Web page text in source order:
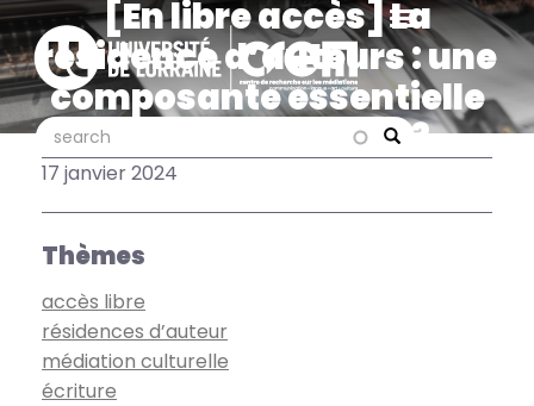
Aller
au
contenu
principal
Search
search search
[En libre accès] La
résidence d’auteurs : une
composante essentielle
de la vie littéraire ?,
Carole Bisenius-Penin
dans The Conversation
17 janvier 2024
Thèmes
accès libre
résidences d’auteur
médiation culturelle
écriture